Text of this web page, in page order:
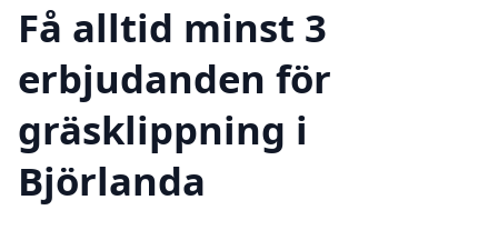
Få alltid minst 3
erbjudanden för
gräsklippning i
Björlanda